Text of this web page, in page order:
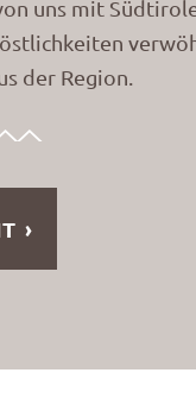
uns mit
der Region.